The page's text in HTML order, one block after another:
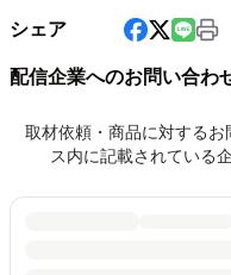
シェア
配信企業へのお問い合わ
取材依頼・商品に対する
ス内に記載されている